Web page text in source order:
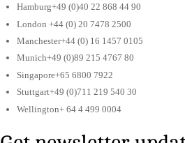
Hamburg+49 (0)40 22 868 44 90
London +44 (0) 20 7478 2500
Manchester+44 (0) 16 1457 0105
Munich+49 (0)89 215 4767 80
Singapore+65 6800 7922
Stuttgart+49 (0)711 219 540 30
Wellington+ 64 4 499 0004